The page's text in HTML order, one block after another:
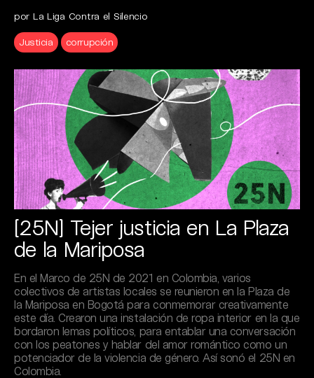
por La Liga Contra el Silencio
Justicia corrupción
[25N] Tejer justicia en La Plaza
de la Mariposa
En el Marco de 25N de 2021 en Colombia, varios
colectivos de artistas locales se reunieron en la Plaza de
la Mariposa en Bogotá para conmemorar creativamente
este día. Crearon una instalación de ropa interior en la que
bordaron lemas políticos, para entablar una conversación
con los peatones y hablar del amor romántico como un
potenciador de la violencia de género. Así sonó el 25N en
Colombia.